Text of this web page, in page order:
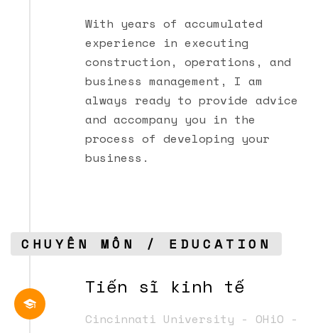
With years of accumulated
experience in executing
construction, operations, and
business management, I am
always ready to provide advice
and accompany you in the
process of developing your
business.
CHUYÊN MÔN / EDUCATION
Tiến sĩ kinh tế
Cincinnati University - OHiO -